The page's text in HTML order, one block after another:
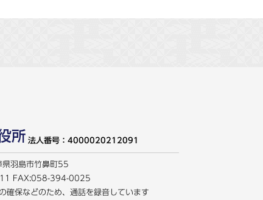
法人番号：4000020212091
羽島市竹鼻町55
FAX:058-394-0025
確保などのため、通話を録音しています